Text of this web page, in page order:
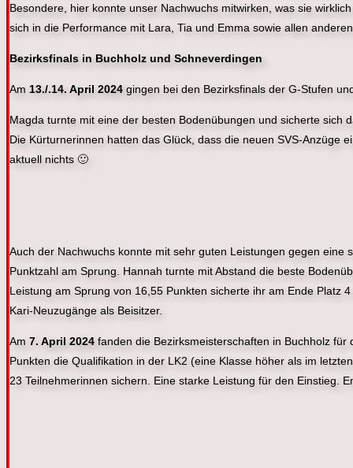
Besondere, hier konnte unser Nachwuchs mitwirken, was sie
sich in die Performance mit Lara, Tia und Emma sowie allen
Bezirksfinals in Buchholz und Schneverdingen
Am 13./.14. April 2024 gingen bei den Bezirksfinals der G-Stufen
Magda turnte mit eine der besten Bodenübungen und sicherte sich
Die Kürturnerinnen hatten das Glück, dass die neuen SVS-Anzüge
aktuell nichts 🙂
Auch der Nachwuchs konnte mit sehr guten Leistungen gegen
Punktzahl am Sprung. Hannah turnte mit Abstand die beste
Leistung am Sprung von 16,55 Punkten sicherte ihr am Ende Platz
Kari-Neuzugänge als Beisitzer.
Am 7. April 2024 fanden die Bezirksmeisterschaften in Buchholz
Punkten die Qualifikation in der LK2 (eine Klasse höher als im
23 Teilnehmerinnen sichern. Eine starke Leistung für den Einstieg.